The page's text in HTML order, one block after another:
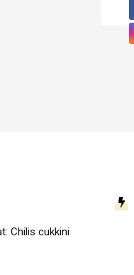
Chilis cukkini